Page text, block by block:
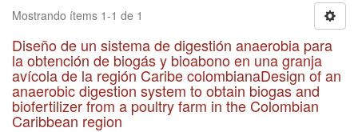
Mostrando ítems 1-1 de 1
Diseño de un sistema de digestión anaerobia para
la obtención de biogás y bioabono en una granja
avícola de la región Caribe colombianaDesign of an
anaerobic digestion system to obtain biogas and
biofertilizer from a poultry farm in the Colombian
Caribbean region